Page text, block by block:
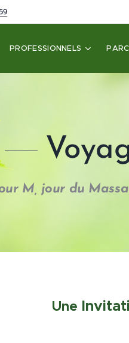
PROFESSIONNELS
M, jour du
Une